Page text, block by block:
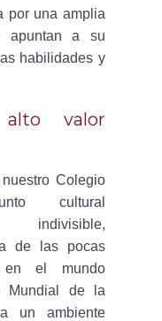
por una amplia
apuntan a su
habilidades y
valor
Colegio
cultural
de las pocas
en el mundo
Mundial de la
un ambiente